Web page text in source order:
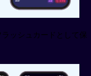
ッシュカードとして保